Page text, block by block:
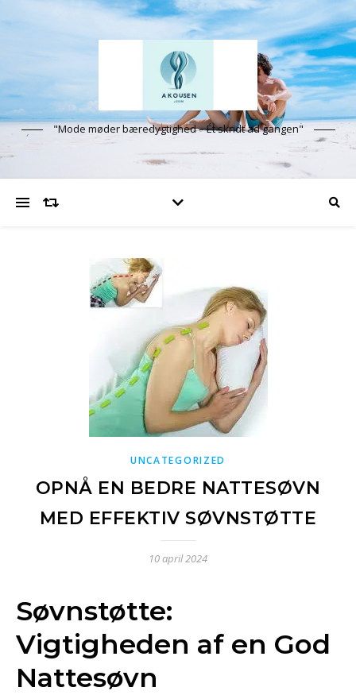
"Mode møder bæredygtighed – Ét skridt ad gangen"
UNCATEGORIZED
OPNÅ EN BEDRE NATTESØVN
MED EFFEKTIV SØVNSTØTTE
10 april 2024
Søvnstøtte:
Vigtigheden af en God
Nattesøvn